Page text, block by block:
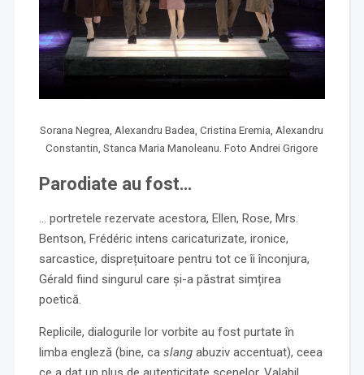
Sorana Negrea, Alexandru Badea, Cristina Eremia, Alexandru
Constantin, Stanca Maria Manoleanu. Foto Andrei Grigore
Parodiate au fost…
… portretele rezervate acestora, Ellen, Rose, Mrs.
Bentson, Frédéric intens caricaturizate, ironice,
sarcastice, disprețuitoare pentru tot ce îi înconjura,
Gérald fiind singurul care și-a păstrat simțirea
poetică.
Replicile, dialogurile lor vorbite au fost purtate în
limba engleză (bine, ca slangabuziv accentuat), ceea